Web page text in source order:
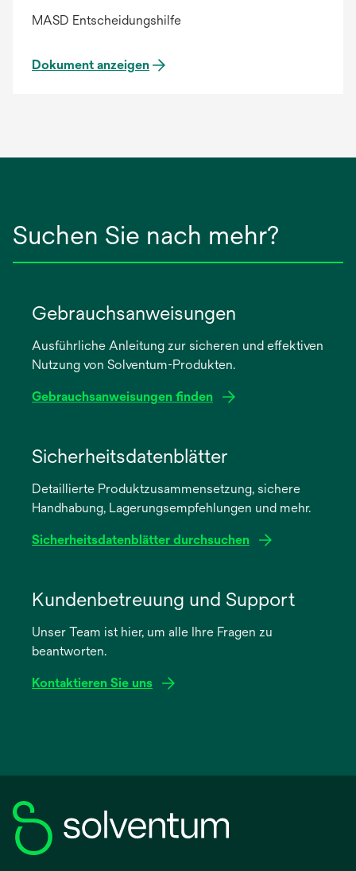
MASD Entscheidungshilfe
Dokument anzeigen
Suchen Sie nach mehr?
Gebrauchsanweisungen
Ausführliche Anleitung zur sicheren und effektiven
Nutzung von Solventum-Produkten.
Gebrauchsanweisungen finden
neuen
Registerkarte
Sicherheitsdatenblätter
Detaillierte Produktzusammensetzung, sichere
Handhabung, Lagerungsempfehlungen und mehr.
Sicherheitsdatenblätter durchsuchen
neuen
Registerkarte
Kundenbetreuung und Support
Unser Team ist hier, um alle Ihre Fragen zu
beantworten.
Kontaktieren Sie uns